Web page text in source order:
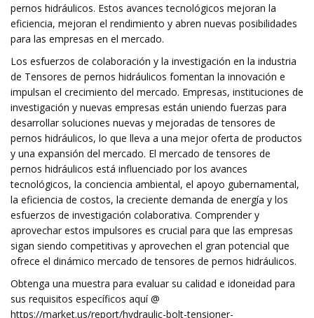
pernos hidráulicos. Estos avances tecnológicos mejoran la
eficiencia, mejoran el rendimiento y abren nuevas posibilidades
para las empresas en el mercado.
Los esfuerzos de colaboración y la investigación en la industria
de Tensores de pernos hidráulicos fomentan la innovación e
impulsan el crecimiento del mercado. Empresas, instituciones de
investigación y nuevas empresas están uniendo fuerzas para
desarrollar soluciones nuevas y mejoradas de tensores de
pernos hidráulicos, lo que lleva a una mejor oferta de productos
y una expansión del mercado. El mercado de tensores de
pernos hidráulicos está influenciado por los avances
tecnológicos, la conciencia ambiental, el apoyo gubernamental,
la eficiencia de costos, la creciente demanda de energía y los
esfuerzos de investigación colaborativa. Comprender y
aprovechar estos impulsores es crucial para que las empresas
sigan siendo competitivas y aprovechen el gran potencial que
ofrece el dinámico mercado de tensores de pernos hidráulicos.
Obtenga una muestra para evaluar su calidad e idoneidad para
sus requisitos específicos aquí @
https://market.us/report/hydraulic-bolt-tensioner-